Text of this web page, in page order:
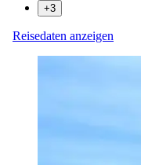
+3
Reisedaten anzeigen